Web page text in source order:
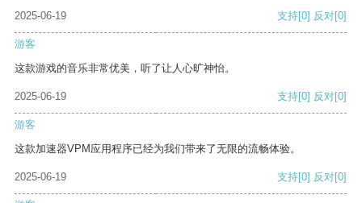
2025-06-19
支持[0] 反对[0]
游客
这款游戏的音乐非常优美，听了让人心旷神怡。
2025-06-19 支持[0] 反对[0]
游客
这款加速器VPM应用程序已经为我们带来了无限的流畅体验。
2025-06-19 支持[0] 反对[0]